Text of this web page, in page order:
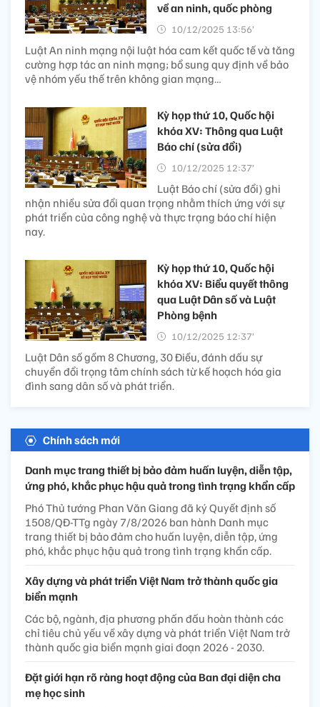
về an ninh, quốc phòng
10/12/2025 13:56’
Luật An ninh mạng nội luật hóa cam kết quốc tế và tăng
cường hợp tác an ninh mạng; bổ sung quy định về bảo
vệ nhóm yếu thế trên không gian mạng…
Kỳ họp thứ 10, Quốc hội
khóa XV: Thông qua Luật
Báo chí (sửa đổi)
10/12/2025 12:37’
Luật Báo chí (sửa đổi) ghi
nhận nhiều sửa đổi quan trọng nhằm thích ứng với sự
phát triển của công nghệ và thực trạng báo chí hiện
nay.
Kỳ họp thứ 10, Quốc hội
khóa XV: Biểu quyết thông
qua Luật Dân số và Luật
Phòng bệnh
10/12/2025 12:37’
Luật Dân số gồm 8 Chương, 30 Điều, đánh dấu sự
chuyển đổi trọng tâm chính sách từ kế hoạch hóa gia
đình sang dân số và phát triển.
Chính sách mới
Danh mục trang thiết bị bảo đảm huấn luyện, diễn tập,
ứng phó, khắc phục hậu quả trong tình trạng khẩn cấp
Phó Thủ tướng Phan Văn Giang đã ký Quyết định số
1508/QĐ-TTg ngày 7/8/2026 ban hành Danh mục
trang thiết bị bảo đảm cho huấn luyện, diễn tập, ứng
phó, khắc phục hậu quả trong tình trạng khẩn cấp.
Xây dựng và phát triển Việt Nam trở thành quốc gia
biển mạnh
Các bộ, ngành, địa phương phấn đấu hoàn thành các
chỉ tiêu chủ yếu về xây dựng và phát triển Việt Nam trở
thành quốc gia biển mạnh giai đoạn 2026 - 2030.
Đặt giới hạn rõ ràng hoạt động của Ban đại diện cha
mẹ học sinh